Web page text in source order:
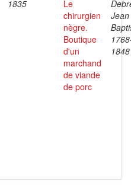
1835
Le
chirurgien
nègre.
Boutique
d'un
marchand
de viande
de porc
Jean
1848